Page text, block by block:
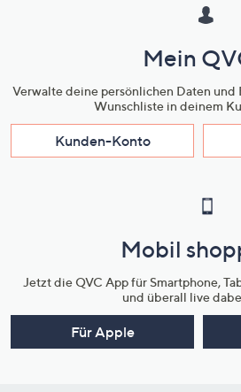
Mein
Verwalte deine persönlichen Daten
Wunschliste in deinem
Kunden-Konto
Mobil
Jetzt die QVC App für Smartphone,
und überall live
Für Apple